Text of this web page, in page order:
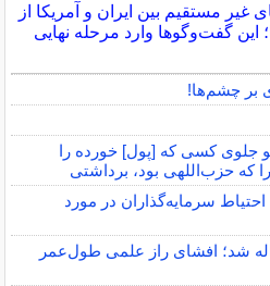
غیر مستقیم بین ایران و آمریکا از
این گفت‌و‌گو‌ها وارد مرحله نهایی
بر چشم‌ها!
جلوی کسی که [پول] خورده را
که حزب‌اللهی بود، برداشتی
سرمایه‌گذاران در مورد
لامپ جهان ۱۲۵ ساله شد؛ افشای راز علمی طول‌عمر